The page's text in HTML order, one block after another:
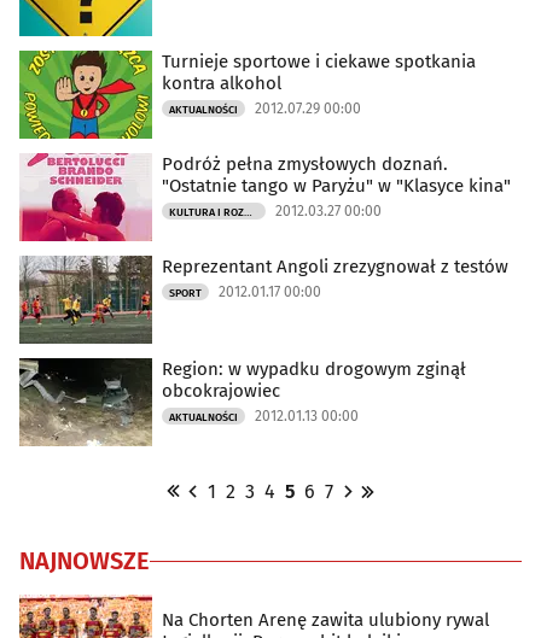
Turnieje sportowe i ciekawe spotkania
kontra alkohol
AKTUALNOŚCI 2012.07.29 00:00
Podróż pełna zmysłowych doznań.
"Ostatnie tango w Paryżu" w "Klasyce kina"
KULTURA I ROZRYWKA 2012.03.27 00:00
Reprezentant Angoli zrezygnował z testów
SPORT 2012.01.17 00:00
Region: w wypadku drogowym zginął
obcokrajowiec
AKTUALNOŚCI 2012.01.13 00:00
1 2 3 4 5 6 7
NAJNOWSZE
Na Chorten Arenę zawita ulubiony rywal